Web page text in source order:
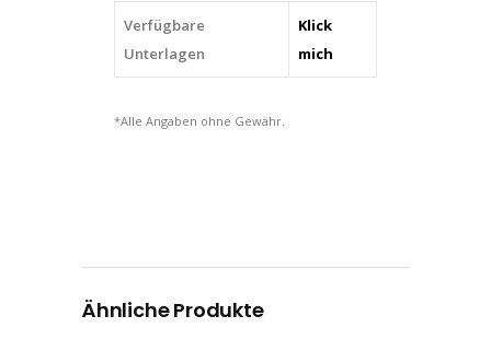
quantity
Verfügbare
Unterlagen
Klick
mich
*Alle Angaben ohne Gewähr.
Ähnliche Produkte